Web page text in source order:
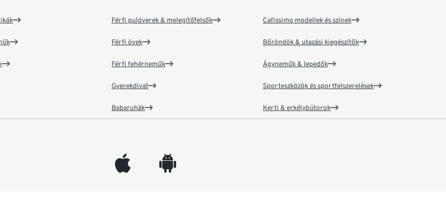
Férfi pulóverek & melegítőfelsők
Férfi övek
Férfi fehérneműk
Gyerekdivat
Babaruhák
Cafissimo modellek és színek
Bőröndök & utazási kiegészítők
Ágyneműk & lepedők
Sporteszközök és sportfelszerelések
Kerti & erkélybútorok
appleinc android